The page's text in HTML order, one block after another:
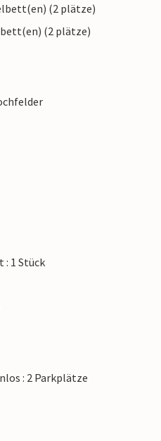
(2 plätze)
(2 plätze)
: 1 Stück
: 2 Parkplätze